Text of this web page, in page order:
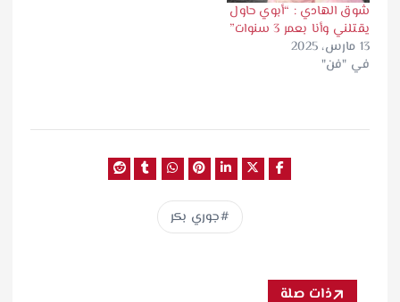
شوق الهادي : “أبوي حاول
يقتلني وأنا بعمر 3 سنوات”
13 مارس، 2025
في "فن"
جوري بكر
ذات صلة